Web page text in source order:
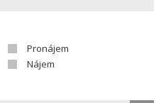
Pronájem
Nájem